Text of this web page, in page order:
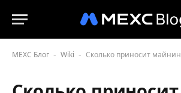
MEXC Блог - Wiki - Cколько приносит